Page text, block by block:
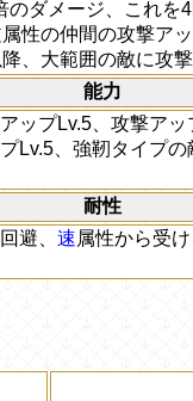
のダメージ、これを
属性の仲間の攻撃ア
、大範囲の敵に攻
能力
ップLv.5、攻撃ア
Lv.5、強靭タイプ
耐性
避、 速属性から受